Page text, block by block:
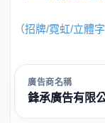
（招牌/霓虹/立體
廣告商名稱
鋒承廣告有限